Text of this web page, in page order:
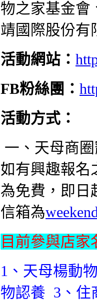
物之家基金會
靖國際股份有
活動網站：
FB粉絲團：
活動方式：
一、天母商
如有興趣報名
為免費，即日
信箱為
目前參與店家
1、天母楊動
物認養 3、住